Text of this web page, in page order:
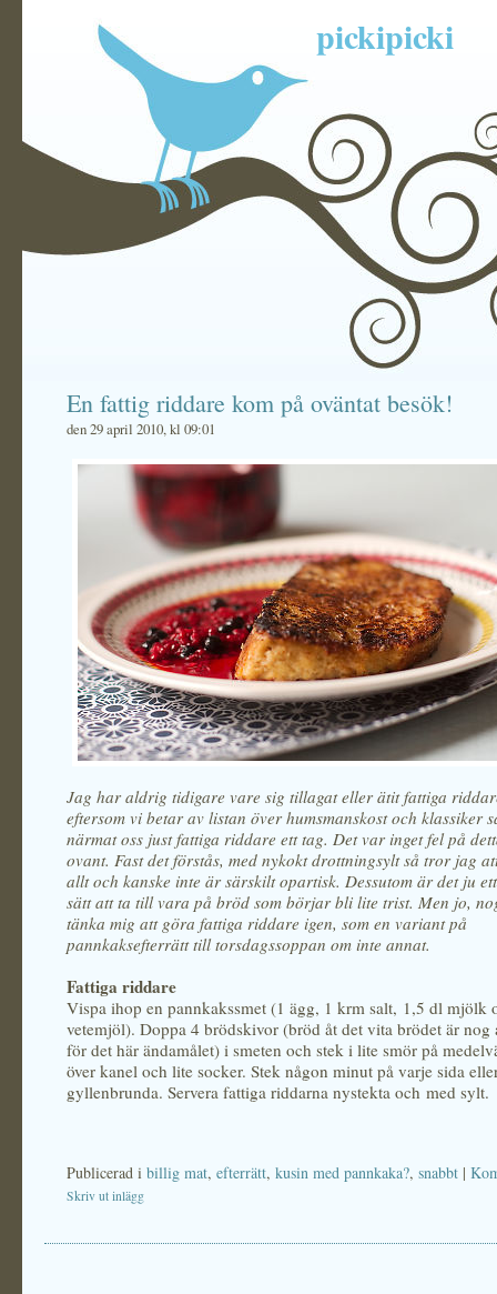
pickipicki
En fattig riddare kom på oväntat besök!
den 29 april 2010, kl 09:01
Jag har aldrig tidigare vare sig tillagat eller ätit fattiga
eftersom vi betar av listan över humsmanskost och klassiker
närmat oss just fattiga riddare ett tag. Det var inget fel på
ovant. Fast det förstås, med nykokt drottningsylt så tror jag
allt och kanske inte är särskilt opartisk. Dessutom är det ju
sätt att ta till vara på bröd som börjar bli lite trist. Men jo,
tänka mig att göra fattiga riddare igen, som en variant på
pannkaksefterrätt till torsdagssoppan om inte annat.
Fattiga riddare
Vispa ihop en pannkakssmet (1 ägg, 1 krm salt, 1,5 dl mjölk
vetemjöl). Doppa 4 brödskivor (bröd åt det vita brödet är nog
för det här ändamålet) i smeten och stek i lite smör på
över kanel och lite socker. Stek någon minut på varje sida
gyllenbrunda. Servera fattiga riddarna nystekta och med sylt.
Publicerad i billig mat, efterrätt, kusin med pannkaka?, snabbt |
Skriv ut inlägg